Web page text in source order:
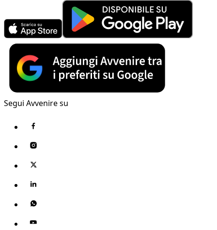
Segui Avvenire su